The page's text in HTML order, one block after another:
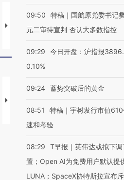
视线｜HYROX的吸金
术：是什么让中产们甘
马航飞行员跨国
粒摇头丸 尿检体
【推广】走进第四届链博
会，让数智科技“链”接产
【特别呈现】
09:50
特稿｜国航原党委书记
元二审待宣判 否认大多数指控
09:29
今日开盘：沪指报
0.10%
09:24 蓄势突破后的黄金
08:51
特稿｜宇树发行市值
速和考验
08:29
T早报｜英伟达或拟下
置；Open AI为免费用户默认提
LUNA；SpaceX协特斯拉宣布